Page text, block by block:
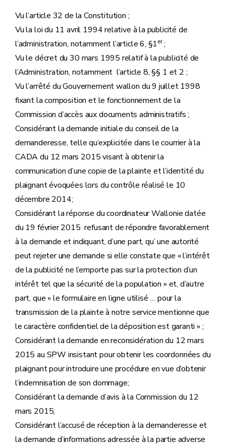
Vu l’article 32 de la Constitution ;
Vu la loi du 11 avril 1994 relative à la publicité de
l’administration, notamment l’article 6, §1er;
Vu le décret du 30 mars 1995 relatif à la publicité de
l’Administration, notamment l’article 8, §§ 1 et 2 ;
Vu l’arrêté du Gouvernement wallon du 9 juillet 1998
fixant la composition et le fonctionnement de la
Commission d’accès aux documents administratifs ;
Considérant la demande initiale du conseil de la
demanderesse, telle qu’explicitée dans le courrier à la
CADA du 12 mars 2015 visant à obtenir la
communication d’une copie de la plainte et l’identité du
plaignant évoquées lors du contrôle réalisé le 10
décembre 2014;
Considérant la réponse du coordinateur Wallonie datée
du 19 février 2015 refusant de répondre favorablement
à la demande et indiquant, d’une part, qu’ une autorité
peut rejeter une demande si elle constate que « l’intérêt
de la publicité ne l’emporte pas sur la protection d’un
intérêt tel que la sécurité de la population » et, d’autre
part, que « le formulaire en ligne utilisé … pour la
transmission de la plainte à notre service mentionne que
le caractère confidentiel de la déposition est garanti » ;
Considérant la demande en reconsidération du 12 mars
2015 au SPW insistant pour obtenir les coordonnées du
plaignant pour introduire une procédure en vue d’obtenir
l’indemnisation de son dommage;
Considérant la demande d’avis à la Commission du 12
mars 2015;
Considérant l’accusé de réception à la demanderesse et
la demande d’informations adressée à la partie adverse